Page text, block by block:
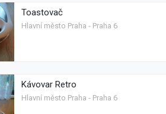
Toastovač
Hlavní město Praha - Praha 6
Kávovar Retro
Hlavní město Praha - Praha 6